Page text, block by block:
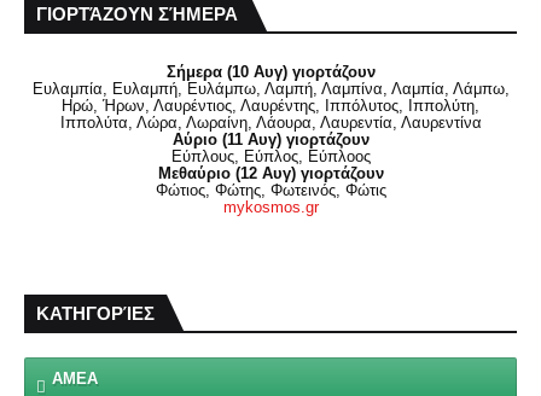
ΓΙΟΡΤΆΖΟΥΝ ΣΉΜΕΡΑ
Σήμερα (10 Αυγ) γιορτάζουν
Ευλαμπία, Ευλαμπή, Ευλάμπω, Λαμπή, Λαμπίνα, Λαμπία, Λάμπω,
Ηρώ, Ήρων, Λαυρέντιος, Λαυρέντης, Ιππόλυτος, Ιππολύτη,
Ιππολύτα, Λώρα, Λωραίνη, Λάουρα, Λαυρεντία, Λαυρεντίνα
Αύριο (11 Αυγ) γιορτάζουν
Εύπλους, Εύπλος, Εύπλοος
Μεθαύριο (12 Αυγ) γιορτάζουν
Φώτιος, Φώτης, Φωτεινός, Φώτις
mykosmos.gr
ΚΑΤΗΓΟΡΊΕΣ
ΑΜΕΑ